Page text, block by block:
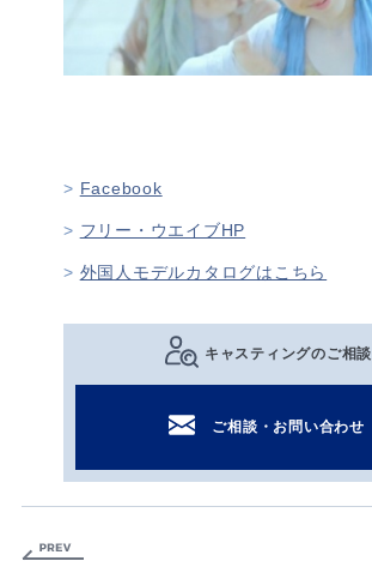
Facebook
フリー・ウエイブHP
外国人モデルカタログはこちら
キャスティングのご相談
ご相談・お問い合わせ